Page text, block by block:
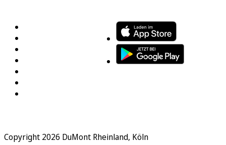
Copyright 2026 DuMont Rheinland, Köln